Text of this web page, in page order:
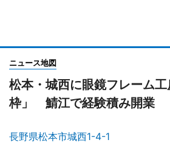
ニュース地図
松本・城西に眼鏡フレーム
枠」 鯖江で経験積み開業
長野県松本市城西1-4-1